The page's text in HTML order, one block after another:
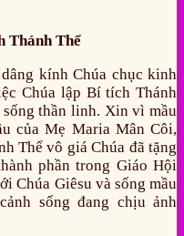
Thánh Thể
kính Chúa chục kinh
Chúa lập Bí tích Thánh
thần linh. Xin vì mầu
của Mẹ Maria Mân Côi,
Thể vô giá Chúa đã tặng
phần trong Giáo Hội
Chúa Giêsu và sống mầu
sống đang chịu ảnh